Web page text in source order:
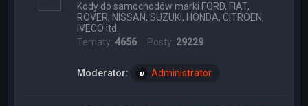
Kody do samochodów marki FORD, FIAT,
ROVER, NISSAN, SUZUKI, HONDA, CITROEN,
IVECO itd.
Tematy:4656 Posty: 29229
Moderator: Administrator